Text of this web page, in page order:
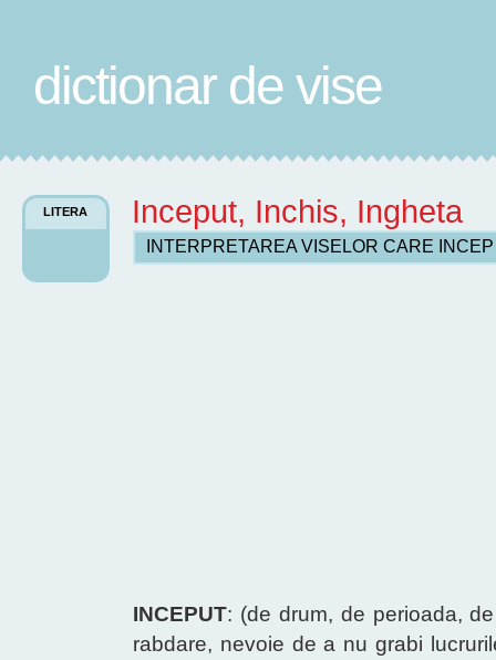
dictionar de vise
LITERA Inceput, Inchis, Ingheta
INTERPRETAREA VISELOR CARE
INCEPUT: (de drum, de perioada,
rabdare, nevoie de a nu grabi